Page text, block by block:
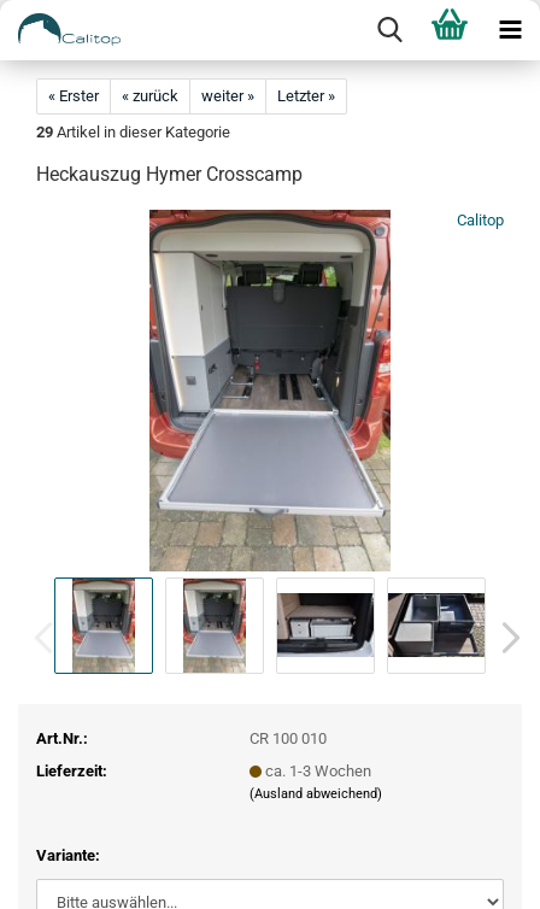
« Erster « zurück weiter »
Letzter »
29 Artikel in dieser Kategorie
Heckauszug Hymer Crosscamp
Calitop
Art.Nr.:
CR 100 010
Lieferzeit:
ca. 1-3 Wochen
(Ausland abweichend)
Variante: